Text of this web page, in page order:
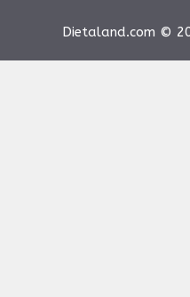
Dietaland.com ©